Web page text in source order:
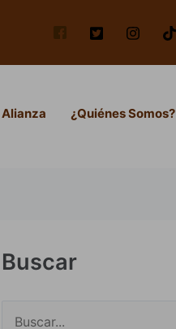
Alianza ¿Quiénes Somos?
Buscar